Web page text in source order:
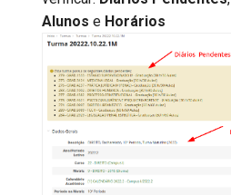
Alunos e Horários